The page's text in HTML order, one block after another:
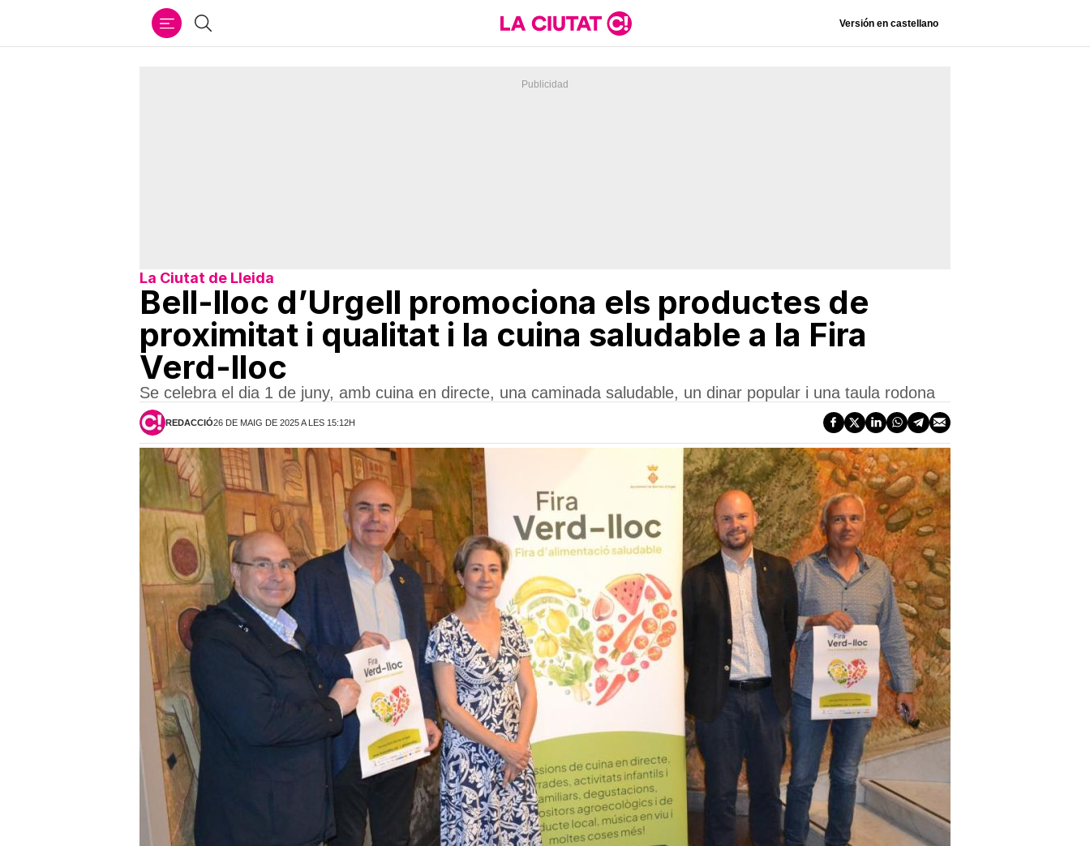
Cercar Versión en castellano
La Ciutat de Lleida
Bell-lloc d’Urgell promociona els productes de
proximitat i qualitat i la cuina saludable a la Fira
Verd-lloc
Se celebra el dia 1 de juny, amb cuina en directe, una caminada saludable, un dinar popular i una taula rodona
REDACCIÓ26 DE MAIG DE 2025 A LES 15:12H